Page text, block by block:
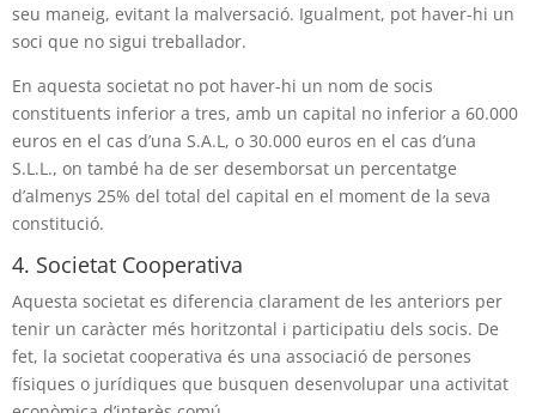
seu maneig, evitant la malversació. Igualment, pot haver-hi un
soci que no sigui treballador.
En aquesta societat no pot haver-hi un nom de socis
constituents inferior a tres, amb un capital no inferior a 60.000
euros en el cas d’una S.A.L, o 30.000 euros en el cas d’una
S.L.L., on també ha de ser desemborsat un percentatge
d’almenys 25% del total del capital en el moment de la seva
constitució.
4. Societat Cooperativa
Aquesta societat es diferencia clarament de les anteriors per
tenir un caràcter més horitzontal i participatiu dels socis. De
fet, la societat cooperativa és una associació de persones
físiques o jurídiques que busquen desenvolupar una activitat